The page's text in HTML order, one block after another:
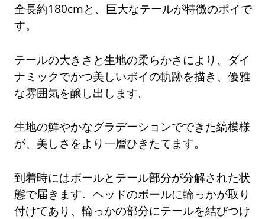
全長約180cmと、巨大なテールが特徴のポイで
す。
テールの大きさと生地の柔らかさにより、ダイ
ナミックでかつ美しいポイの軌跡を描き、優雅
な雰囲気を醸し出します。
生地の鮮やかなグラデーションでできた縞模様
が、美しさをより一層ひきたてます。
到着時にはボールとテール部分が分解された状
態で届きます。ヘッドのボールに輪っかが取り
付けてあり、輪っかの部分にテールを結びつけ